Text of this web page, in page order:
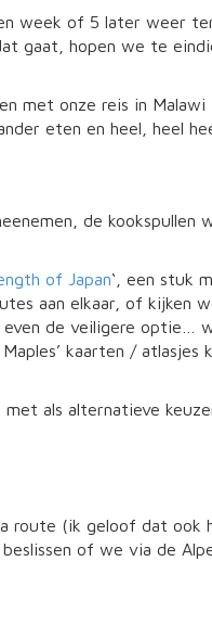
week of 5 later weer
gaat, hopen we te
met onze reis in
eten en heel, heel
de kookspullen
of Japan‘, een stuk
aan elkaar, of kijken
de veiligere optie…
kaarten /
als alternatieve
route (ik geloof dat ook
of we via de